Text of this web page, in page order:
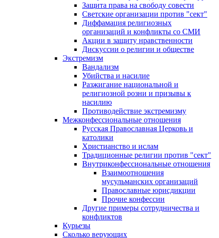
Защита права на свободу совести
Светские организации против "сект"
Диффамация религиозных
организаций и конфликты со СМИ
Акции в защиту нравственности
Дискуссии о религии и обществе
Экстремизм
Вандализм
Убийства и насилие
Разжигание национальной и
религиозной розни и призывы к
насилию
Противодействие экстремизму
Межконфессиональные отношения
Русская Православная Церковь и
католики
Христианство и ислам
Традиционные религии против "сект"
Внутриконфессиональные отношения
Взаимоотношения
мусульманских организаций
Православные юрисдикции
Прочие конфессии
Другие примеры сотрудничества и
конфликтов
Курьезы
Сколько верующих